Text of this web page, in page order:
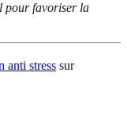
pour favoriser la
anti stress sur